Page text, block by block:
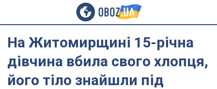
На Житомирщині 15-річна
дівчина вбила свого хлопця,
його тіло знайшли під